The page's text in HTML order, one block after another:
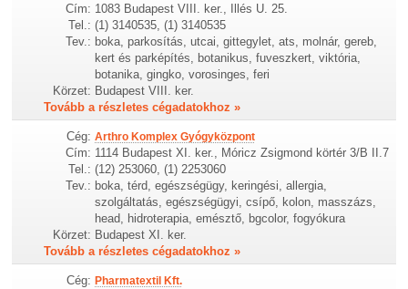
Cím: 1083 Budapest VIII. ker., Illés U. 25.
Tel.: (1) 3140535, (1) 3140535
Tev.: boka, parkosítás, utcai, gittegylet, ats, molnár, gereb,
kert és parképítés, botanikus, fuveszkert, viktória,
botanika, gingko, vorosinges, feri
Körzet: Budapest VIII. ker.
Tovább a részletes cégadatokhoz »
Cég: Arthro Komplex Gyógyközpont
Cím: 1114 Budapest XI. ker., Móricz Zsigmond körtér 3/B II.7
Tel.: (12) 253060, (1) 2253060
Tev.: boka, térd, egészségügy, keringési, allergia,
szolgáltatás, egészségügyi, csípő, kolon, masszázs,
head, hidroterapia, emésztő, bgcolor, fogyókura
Körzet: Budapest XI. ker.
Tovább a részletes cégadatokhoz »
Cég: Pharmatextil Kft.